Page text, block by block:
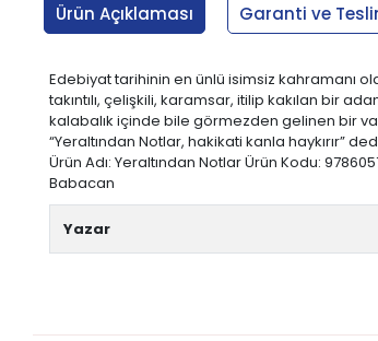
Ürün Açıklaması Garanti ve
Edebiyat tarihinin en ünlü isimsiz kahramanı
takıntılı, çelişkili, karamsar, itilip kakılan bir
kalabalık içinde bile görmezden gelinen bir
“Yeraltından Notlar, hakikati kanla haykırır”
Ürün Adı: Yeraltından Notlar Ürün Kodu:
Babacan
Yazar